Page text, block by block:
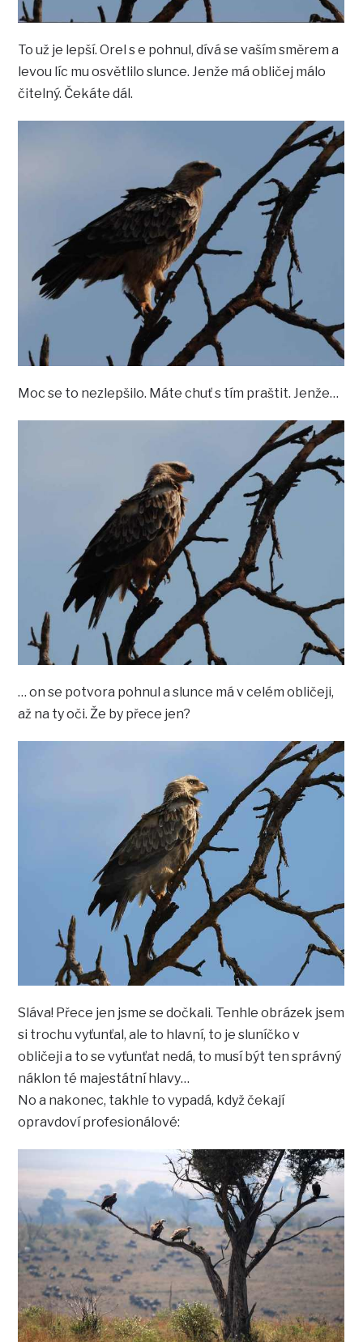
To už je lepší. Orel s e pohnul, dívá se vaším směrem a
levou líc mu osvětlilo slunce. Jenže má obličej málo
čitelný. Čekáte dál.
Moc se to nezlepšilo. Máte chuť s tím praštit. Jenže…
… on se potvora pohnul a slunce má v celém obličeji,
až na ty oči. Že by přece jen?
Sláva! Přece jen jsme se dočkali. Tenhle obrázek jsem
si trochu vyťunťal, ale to hlavní, to je sluníčko v
obličeji a to se vyťunťat nedá, to musí být ten správný
náklon té majestátní hlavy…
No a nakonec, takhle to vypadá, když čekají
opravdoví profesionálové: